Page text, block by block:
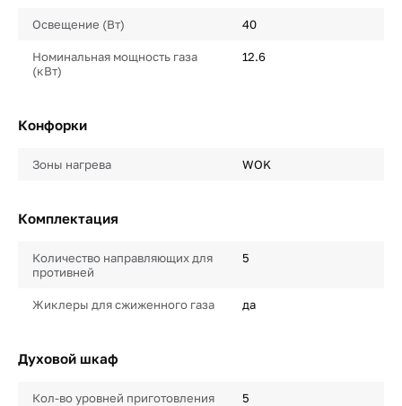
Освещение (Вт) 40
Номинальная мощность газа
(кВт)
12.6
Конфорки
Зоны нагрева WOK
Комплектация
Количество направляющих для
противней
5
Жиклеры для сжиженного газа да
Духовой шкаф
Кол-во уровней приготовления 5